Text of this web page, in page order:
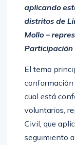
aplicando
distritos de
Mollo –
Participación
El tema
conformación
cual está
voluntarios,
Civil, que
seguimiento